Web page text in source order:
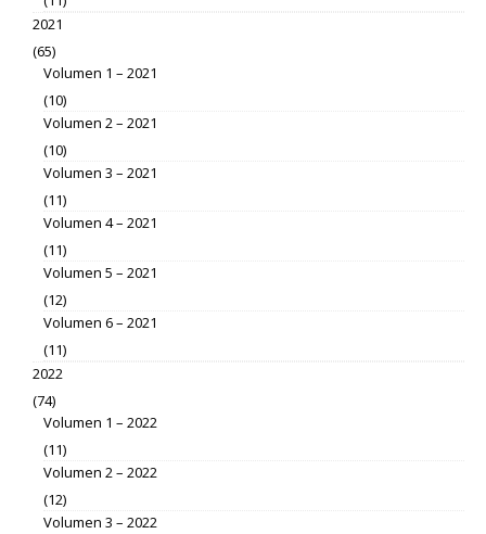
2021
(65)
Volumen 1 – 2021
(10)
Volumen 2 – 2021
(10)
Volumen 3 – 2021
(11)
Volumen 4 – 2021
(11)
Volumen 5 – 2021
(12)
Volumen 6 – 2021
(11)
2022
(74)
Volumen 1 – 2022
(11)
Volumen 2 – 2022
(12)
Volumen 3 – 2022